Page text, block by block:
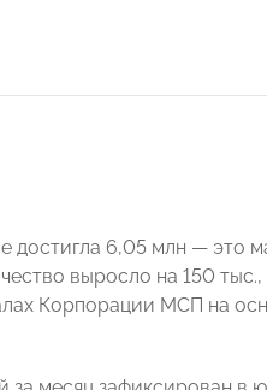
достигла 6,05 млн — это
выросло на 150
Корпорации МСП на